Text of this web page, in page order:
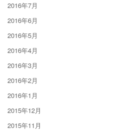
2016年7月
2016年6月
2016年5月
2016年4月
2016年3月
2016年2月
2016年1月
2015年12月
2015年11月